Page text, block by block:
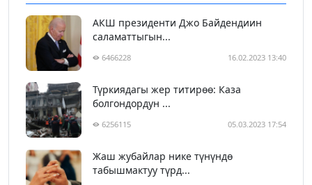
АКШ президенти Джо Байдендиин
саламаттыгын...
6466228 16.02.2023 13:40
Түркиядагы жер титирөө: Каза
болгондордун ...
6256115 05.03.2023 17:54
Жаш жубайлар нике түнүндө
табышмактуу түрд...